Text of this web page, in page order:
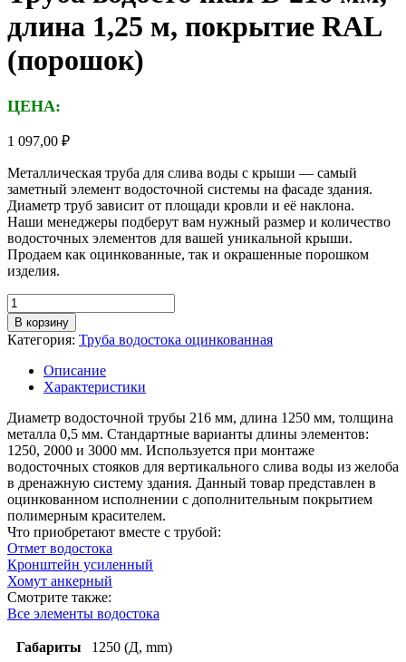
длина 1,25 м, покрытие RAL
(порошок)
ЦЕНА:
1 097,00 ₽
Металлическая труба для слива воды с крыши — самый
заметный элемент водосточной системы на фасаде здания.
Диаметр труб зависит от площади кровли и её наклона.
Наши менеджеры подберут вам нужный размер и количество
водосточных элементов для вашей уникальной крыши.
Продаем как оцинкованные, так и окрашенные порошком
изделия.
Количество
товара
Труба
водосточная
длина
1,25
м,
покрытие
RAL
(порошок)
В корзину
Категория: Труба водостока оцинкованная
Описание
Характеристики
Диаметр водосточной трубы 216 мм, длина 1250 мм, толщина
металла 0,5 мм. Стандартные варианты длины элементов:
1250, 2000 и 3000 мм. Используется при монтаже
водосточных стояков для вертикального слива воды из желоба
в дренажную систему здания. Данный товар представлен в
оцинкованном исполнении с дополнительным покрытием
полимерным красителем.
Что приобретают вместе с трубой:
Отмет водостока
Кронштейн усиленный
Хомут анкерный
Смотрите также:
Все элементы водостока
Габариты 1250 (Д, mm)